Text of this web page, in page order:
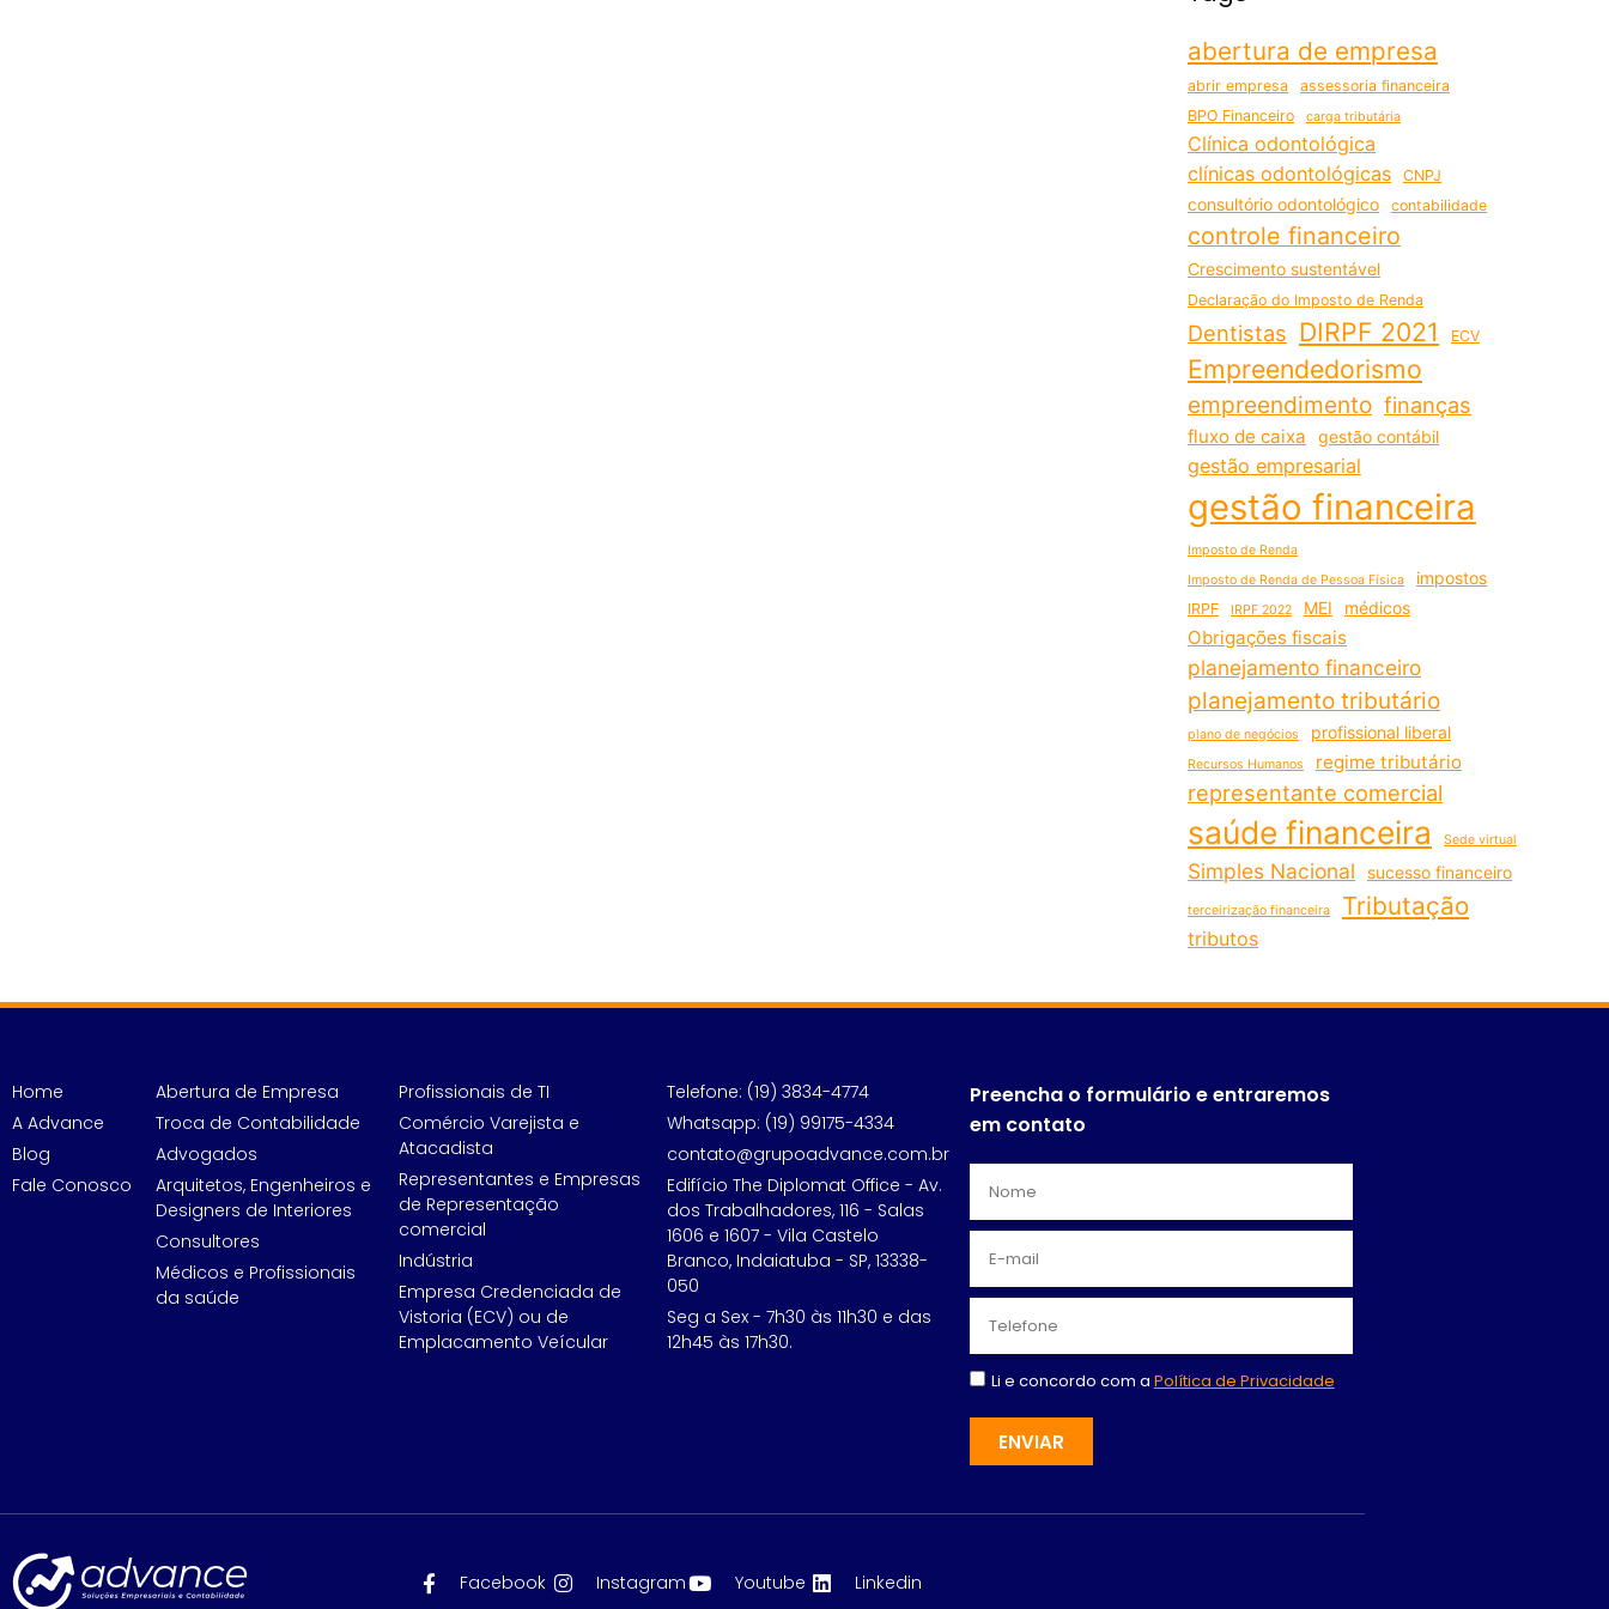
abertura de empresa
abrir empresa
assessoria financeira
BPO Financeiro
carga tributária
Clínica odontológica
clínicas odontológicas
CNPJ
consultório odontológico contabilidade
controle financeiro
Crescimento sustentável
Declaração do Imposto de Renda
Dentistas DIRPF 2021 ECV
Empreendedorismo
empreendimento finanças
fluxo de caixa gestão contábil
gestão empresarial
gestão financeira
Imposto de Renda
Imposto de Renda de Pessoa Física
impostos
IRPF IRPF 2022 MEI médicos
Obrigações fiscais
planejamento financeiro
planejamento tributário
plano de negócios profissional liberal
Recursos Humanos regime tributário
representante comercial
saúde financeira Sede virtual
Simples Nacional sucesso financeiro
terceirização financeira Tributação
tributos
Home
A Advance
Blog
Fale Conosco
Abertura de Empresa
Troca de Contabilidade
Advogados
Arquitetos, Engenheiros e
Designers de Interiores
Consultores
Médicos e Profissionais
da saúde
Profissionais de TI
Comércio Varejista e
Atacadista
Representantes e Empresas
de Representação
comercial
Indústria
Empresa Credenciada de
Vistoria (ECV) ou de
Emplacamento Veícular
Telefone: (19) 3834-4774
Whatsapp: (19) 99175-4334
contato@grupoadvance.com.br
Edifício The Diplomat Office - Av.
dos Trabalhadores, 116 - Salas
1606 e 1607 - Vila Castelo
Branco, Indaiatuba - SP, 13338-
050
Seg a Sex - 7h30 às 11h30 e das
12h45 às 17h30.
Preencha o formulário e entraremos
em contato
Li e concordo com a Política de Privacidade
ENVIAR
Facebook Instagram Youtube Linkedin